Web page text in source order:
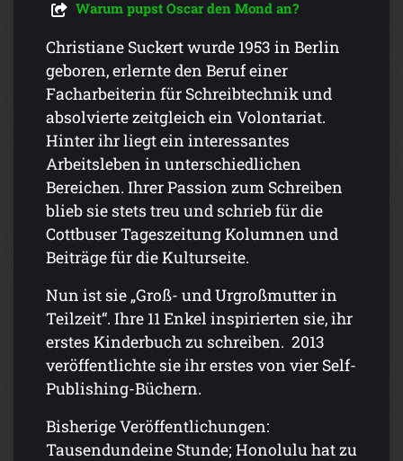
Warum pupst Oscar den Mond an?
Christiane Suckert wurde 1953 in Berlin
geboren, erlernte den Beruf einer
Facharbeiterin für Schreibtechnik und
absolvierte zeitgleich ein Volontariat.
Hinter ihr liegt ein interessantes
Arbeitsleben in unterschiedlichen
Bereichen. Ihrer Passion zum Schreiben
blieb sie stets treu und schrieb für die
Cottbuser Tageszeitung Kolumnen und
Beiträge für die Kulturseite.
Nun ist sie „Groß- und Urgroßmutter in
Teilzeit“. Ihre 11 Enkel inspirierten sie, ihr
erstes Kinderbuch zu schreiben. 2013
veröffentlichte sie ihr erstes von vier Self-
Publishing-Büchern.
Bisherige Veröffentlichungen:
Tausendundeine Stunde; Honolulu hat zu